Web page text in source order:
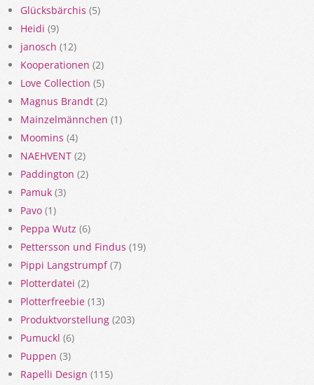
Glücksbärchis (5)
Heidi (9)
janosch (12)
Kooperationen (2)
Love Collection (5)
Magnus Brandt (2)
Mainzelmännchen (1)
Moomins (4)
NAEHVENT (2)
Paddington (2)
Pamuk (3)
Pavo (1)
Peppa Wutz (6)
Pettersson und Findus (19)
Pippi Langstrumpf(7)
Plotterdatei (2)
Plotterfreebie (13)
Produktvorstellung (203)
Pumuckl (6)
Puppen (3)
Rapelli Design (115)